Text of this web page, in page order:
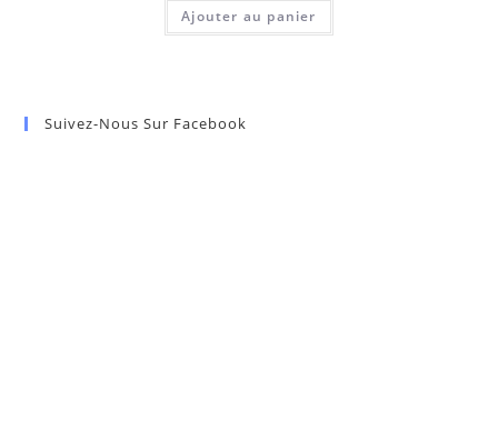
Ajouter au panier
Suivez-Nous Sur Facebook